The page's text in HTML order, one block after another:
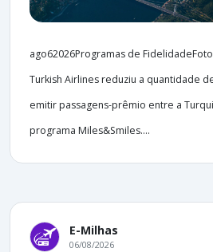
ago62026Programas de
Turkish Airlines reduziu a quantidade
emitir passagens-prêmio entre a
programa Miles&Smiles....
E-Milhas
06/08/2026